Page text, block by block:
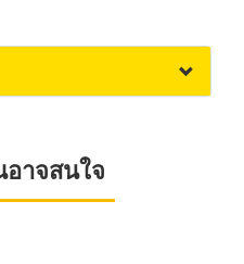
าจสนใจ